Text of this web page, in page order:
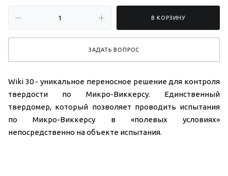
В КОРЗИНУ
ЗАДАТЬ ВОПРОС
Wiki 30 - уникальное переносное решение для контроля
твердости по Микро-Виккерсу. Единственный
твердомер, который позволяет проводить испытания
по Микро-Виккерсу в «полевых условиях»
непосредственно на объекте испытания.